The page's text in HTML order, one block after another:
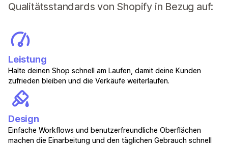
Qualitätsstandards von Shopify in Bezug auf:
Leistung
Halte deinen Shop schnell am Laufen, damit deine Kunden
zufrieden bleiben und die Verkäufe weiterlaufen.
Design
Einfache Workflows und benutzerfreundliche Oberflächen
machen die Einarbeitung und den täglichen Gebrauch schnell